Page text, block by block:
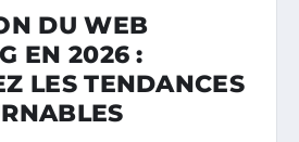
DU WEB
EN 2026 :
LES TENDANCES